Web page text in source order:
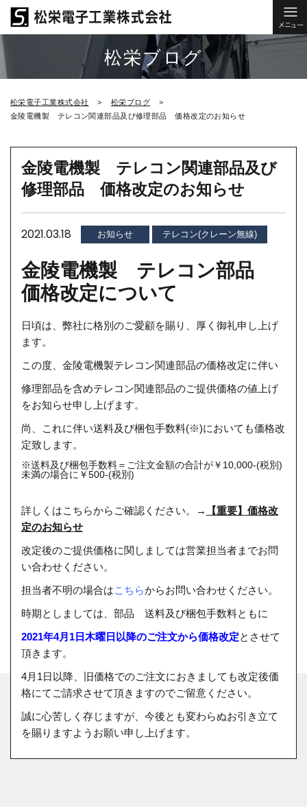
松栄ブログ
松栄電子工業株式会社
松栄ブログ
金陵電機製 テレコン関連部品及び修理部品 価格改定のお知らせ
金陵電機製 テレコン関連部品及び
修理部品 価格改定のお知らせ
2021.03.18 お知らせ テレコン(クレーン無線)
金陵電機製 テレコン部品
価格改定について
日頃は、弊社に格別のご愛顧を賜り、厚く御礼申し上げ
ます。
この度、金陵電機製テレコン関連部品の価格改定に伴い
修理部品を含めテレコン関連部品のご提供価格の値上げ
をお知らせ申し上げます。
尚、これに伴い送料及び梱包手数料(※)においても価格改
定致します。
※送料及び梱包手数料＝ご注文金額の合計が￥10,000-(税別)
未満の場合に￥500-(税別)
詳しくはこちらからご確認ください。 →
【重要】価格改
定のお知らせ
改定後のご提供価格に関しましては営業担当者までお問
い合わせください。
担当者不明の場合はこちらからお問い合わせください。
時期としましては、部品 送料及び梱包手数料ともに
2021年4月1日木曜日以降のご注文から価格改定とさせて
頂きます。
4月1日以降、旧価格でのご注文におきましても改定後価
格にてご請求させて頂きますのでご留意ください。
誠に心苦しく存じますが、今後とも変わらぬお引き立て
を賜りますようお願い申し上げます。